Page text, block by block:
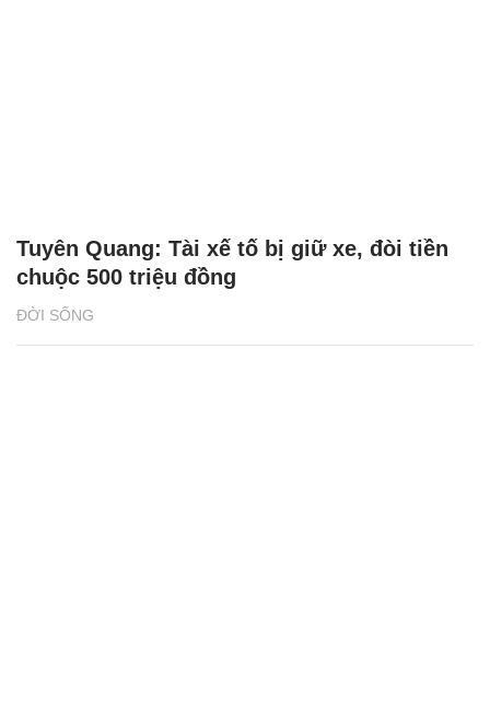
ĐỜI SỐNG
Tuyên Quang: Tài xế tố bị giữ xe, đòi tiền
chuộc 500 triệu đồng